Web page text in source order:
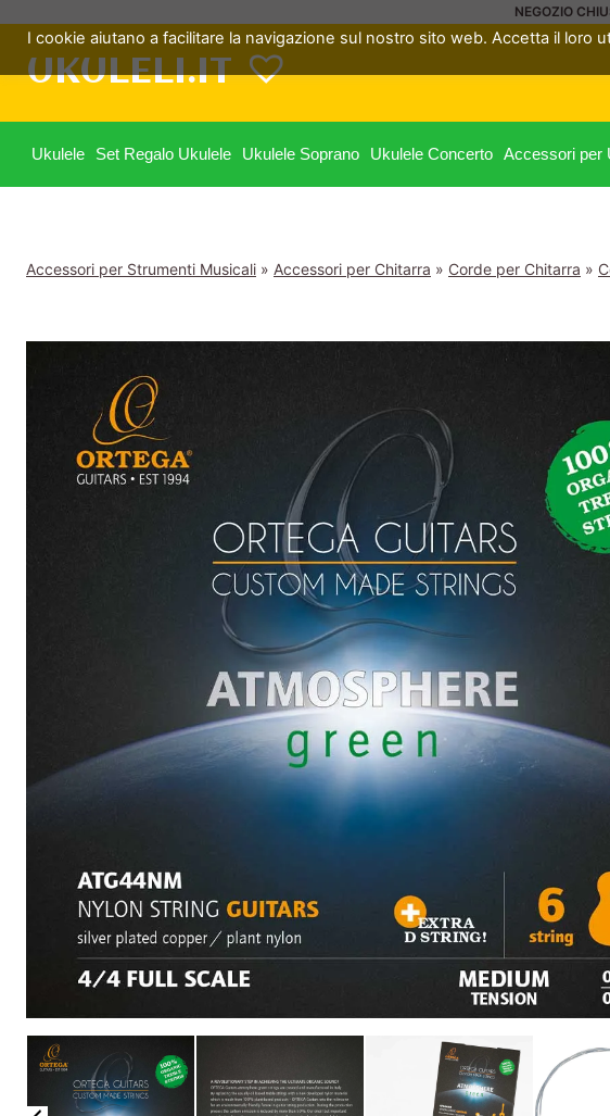
contenuto
NEGOZIO
UKULELI.IT
Ukulele Set Regalo Ukulele Ukulele Soprano Ukulele Concerto Accessori per
Accessori per Strumenti Musicali » Accessori per Chitarra » Corde per Chitarra »
I cookie aiutano a facilitare la navigazione sul nostro sito web. Accetta il loro